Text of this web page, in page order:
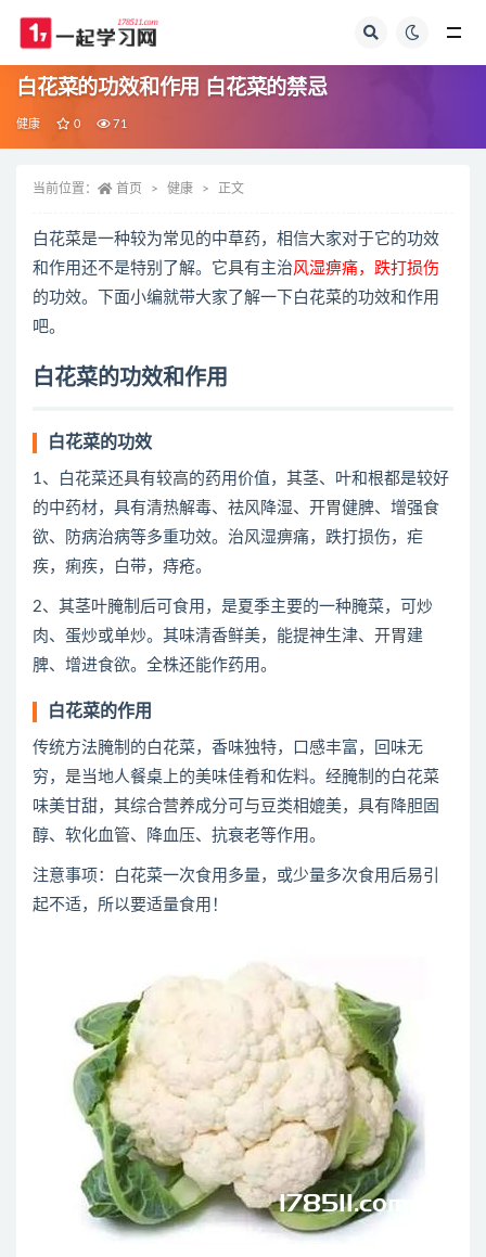
白花菜的功效和作用 白花菜的禁忌
健康 0 71
当前位置： 首页 健康 正文
白花菜是一种较为常见的中草药，相信大家对于它的功效
和作用还不是特别了解。它具有主治风湿痹痛，跌打损伤
的功效。下面小编就带大家了解一下白花菜的功效和作用
吧。
白花菜的功效和作用
白花菜的功效
1、白花菜还具有较高的药用价值，其茎、叶和根都是较好
的中药材，具有清热解毒、祛风降湿、开胃健脾、增强食
欲、防病治病等多重功效。治风湿痹痛，跌打损伤，疟
疾，痢疾，白带，痔疮。
2、其茎叶腌制后可食用，是夏季主要的一种腌菜，可炒
肉、蛋炒或单炒。其味清香鲜美，能提神生津、开胃建
脾、增进食欲。全株还能作药用。
白花菜的作用
传统方法腌制的白花菜，香味独特，口感丰富，回味无
穷，是当地人餐桌上的美味佳肴和佐料。经腌制的白花菜
味美甘甜，其综合营养成分可与豆类相媲美，具有降胆固
醇、软化血管、降血压、抗衰老等作用。
注意事项：白花菜一次食用多量，或少量多次食用后易引
起不适，所以要适量食用！